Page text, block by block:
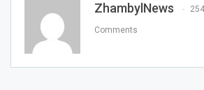
ZhambylNews
Comments